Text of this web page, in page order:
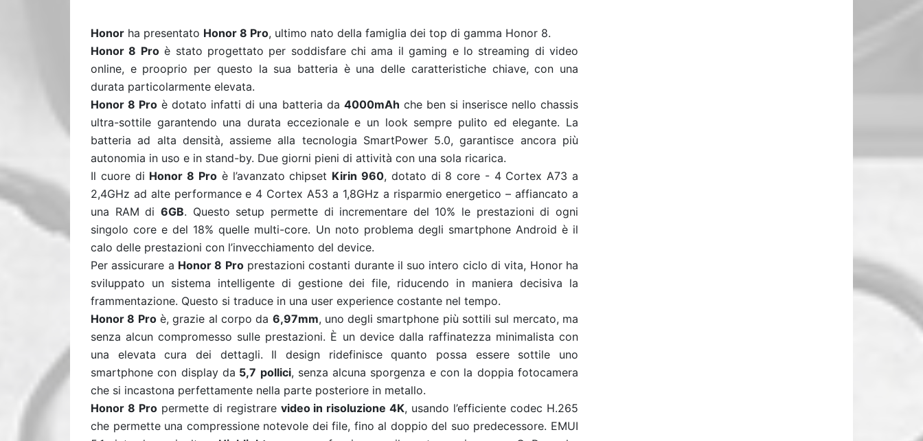
Honor ha presentato Honor 8 Pro, ultimo nato della famiglia dei top di gamma Honor 8.
Honor 8 Proè stato progettato per soddisfare chi ama il gaming e lo streaming di video
online, e prooprio per questo la sua batteria è una delle caratteristiche chiave, con una
durata particolarmente elevata.
Honor 8 Pro è dotato infatti di una batteria da 4000mAh che ben si inserisce nello chassis
ultra-sottile garantendo una durata eccezionale e un look sempre pulito ed elegante. La
batteria ad alta densità, assieme alla tecnologia SmartPower 5.0, garantisce ancora più
autonomia in uso e in stand-by. Due giorni pieni di attività con una sola ricarica.
Il cuore di Honor 8 Proè l’avanzato chipset Kirin 960, dotato di 8 core - 4 Cortex A73 a
2,4GHz ad alte performance e 4 Cortex A53 a 1,8GHz a risparmio energetico – affiancato a
una RAM di 6GB. Questo setup permette di incrementare del 10% le prestazioni di ogni
singolo core e del 18% quelle multi-core. Un noto problema degli smartphone Android è il
calo delle prestazioni con l’invecchiamento del device.
Per assicurare a Honor 8 Proprestazioni costanti durante il suo intero ciclo di vita, Honor ha
sviluppato un sistema intelligente di gestione dei file, riducendo in maniera decisiva la
frammentazione. Questo si traduce in una user experience costante nel tempo.
Honor 8 Proè, grazie al corpo da 6,97mm, uno degli smartphone più sottili sul mercato, ma
senza alcun compromesso sulle prestazioni. È un device dalla raffinatezza minimalista con
una elevata cura dei dettagli. Il design ridefinisce quanto possa essere sottile uno
smartphone con display da 5,7 pollici, senza alcuna sporgenza e con la doppia fotocamera
che si incastona perfettamente nella parte posteriore in metallo.
Honor 8 Propermette di registrare video in risoluzione 4K, usando l’efficiente codec H.265
che permette una compressione notevole dei file, fino al doppio del suo predecessore. EMUI